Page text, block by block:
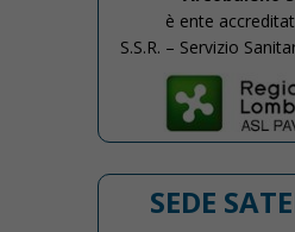
è ente
S.S.R. – Servizio
SEDE